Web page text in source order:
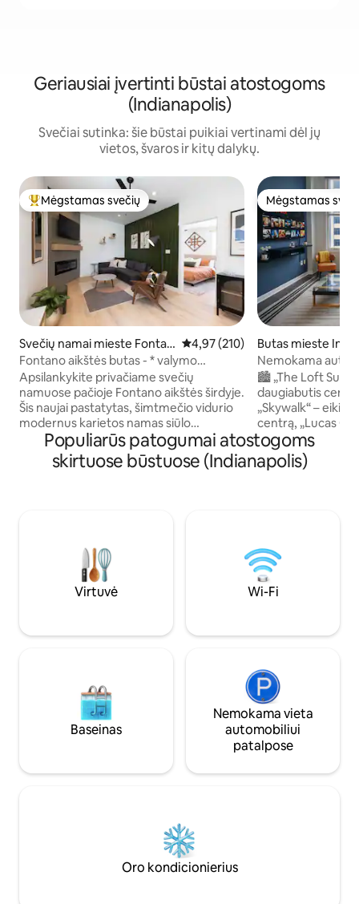
Geriausiai įvertinti būstai atostogoms
(Indianapolis)
Svečiai sutinka: šie būstai puikiai vertinami dėl jų
vietos, švaros ir kitų dalykų.
Svečių mėgstamiausias
Mėgstamas svečių
Svečių namai mieste Fontan
o aikštė
Vidutinis įvertinimas: 4,97 iš 5,
4,97 (210)
Fontano aikštės butas - * valymo
mokestis netaikomas*
Apsilankykite privačiame svečių
namuose pačioje Fontano aikštės širdyje.
Šis naujai pastatytas, šimtmečio vidurio
modernus karietos namas siūlo
komfortą, stilių ir visišką privatumą.
Mėgaukitės greitu belaidžiu internetu,
savarankišku atvykimu ir nemokama
restoranų, barų ir gyvos muzikos. Puikiai
tinka poroms, pavieniams keliautojams
ar nuotoliniu būdu dirbantiems
darbuotojams, ieškantiems aptakios,
Mėgstamas
Mėgstamas
Butas mieste
entras
Nemokama
aikštelė · Skywalk
pasiekiamas
🏙️ „The Loft Suite“
daugiabutis
„Skywalk“ –
centrą, „Lucas
neišeidami į
dieną
automobilio
Brittany Modernus 1 miegamojo butas su
vaizdu į miestą ·
(4 asmenims).
belaidis
Populiarūs patogumai atostogoms
skirtuose būstuose (Indianapolis)
Virtuvė Wi-Fi
Baseinas
Nemokama vieta
automobiliui
patalpose
Oro kondicionierius